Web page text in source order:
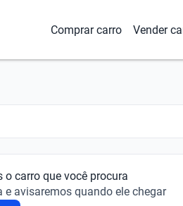
Comprar carro Vender
o carro que você procura
e avisaremos quando ele chegar